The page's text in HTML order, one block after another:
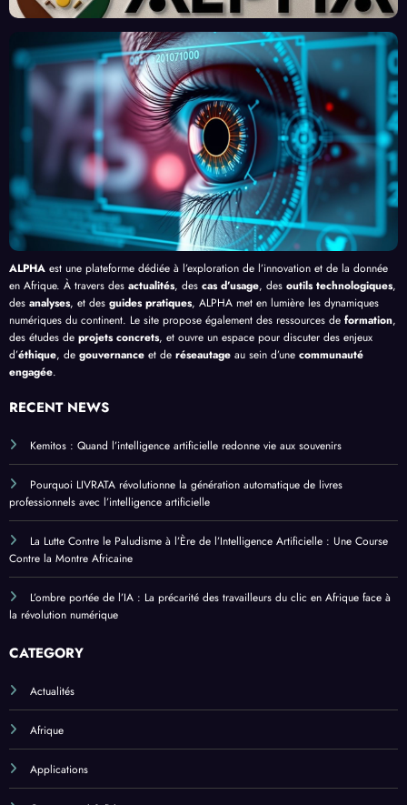
Front
contr
e le
Palud
isme
Afriq
ue
Prom
esses
, au-
delà
de
Bang
ui
ent
l’Effi
cacit
é de
l’IA
par
l’Inte
lligen
ce
Artifi
cielle
ALPHA est une plateforme dédiée à l’exploration de l’innovation et de la donnée
en Afrique. À travers des actualités, des cas d’usage, des outils technologiques,
des analyses, et des guides pratiques, ALPHA met en lumière les dynamiques
numériques du continent. Le site propose également des ressources de formation,
des études de projets concrets, et ouvre un espace pour discuter des enjeux
d’éthique, de gouvernance et de réseautage au sein d’une communauté
engagée.
RECENT NEWS
Kemitos : Quand l’intelligence artificielle redonne vie aux souvenirs
Pourquoi LIVRATA révolutionne la génération automatique de livres
professionnels avec l’intelligence artificielle
La Lutte Contre le Paludisme à l’Ère de l’Intelligence Artificielle : Une Course
Contre la Montre Africaine
L’ombre portée de l’IA : La précarité des travailleurs du clic en Afrique face à
la révolution numérique
CATEGORY
Actualités
Afrique
Applications